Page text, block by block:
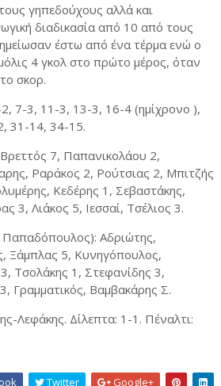
γηπεδούχους αλλά και
διαδικασία από 10 από τους
έστω από ένα τέρμα ενώ ο
4 γκολ στο πρώτο μέρος, όταν
σκορ.
7-3, 11-3, 13-3, 16-4 (ημίχρονο ),
31-14, 34-15.
7, Παπανικολάου 2,
Ραράκος 2, Ρούτσιας 2, Μπιτζής
Κεδέρης 1, Σεβαστάκης,
3, Λιάκος 5, Ιεσσαί, Τσέλιος 3.
Αδριώτης,
Ξάμπλας 5, Κυνηγόπουλος,
Τσολάκης 1, Στεφανίδης 3,
Γραμματικός, Βαμβακάρης Σ.
Λεφάκης. Δίλεπτα: 1-1. Πέναλτι:
Twitter Google+